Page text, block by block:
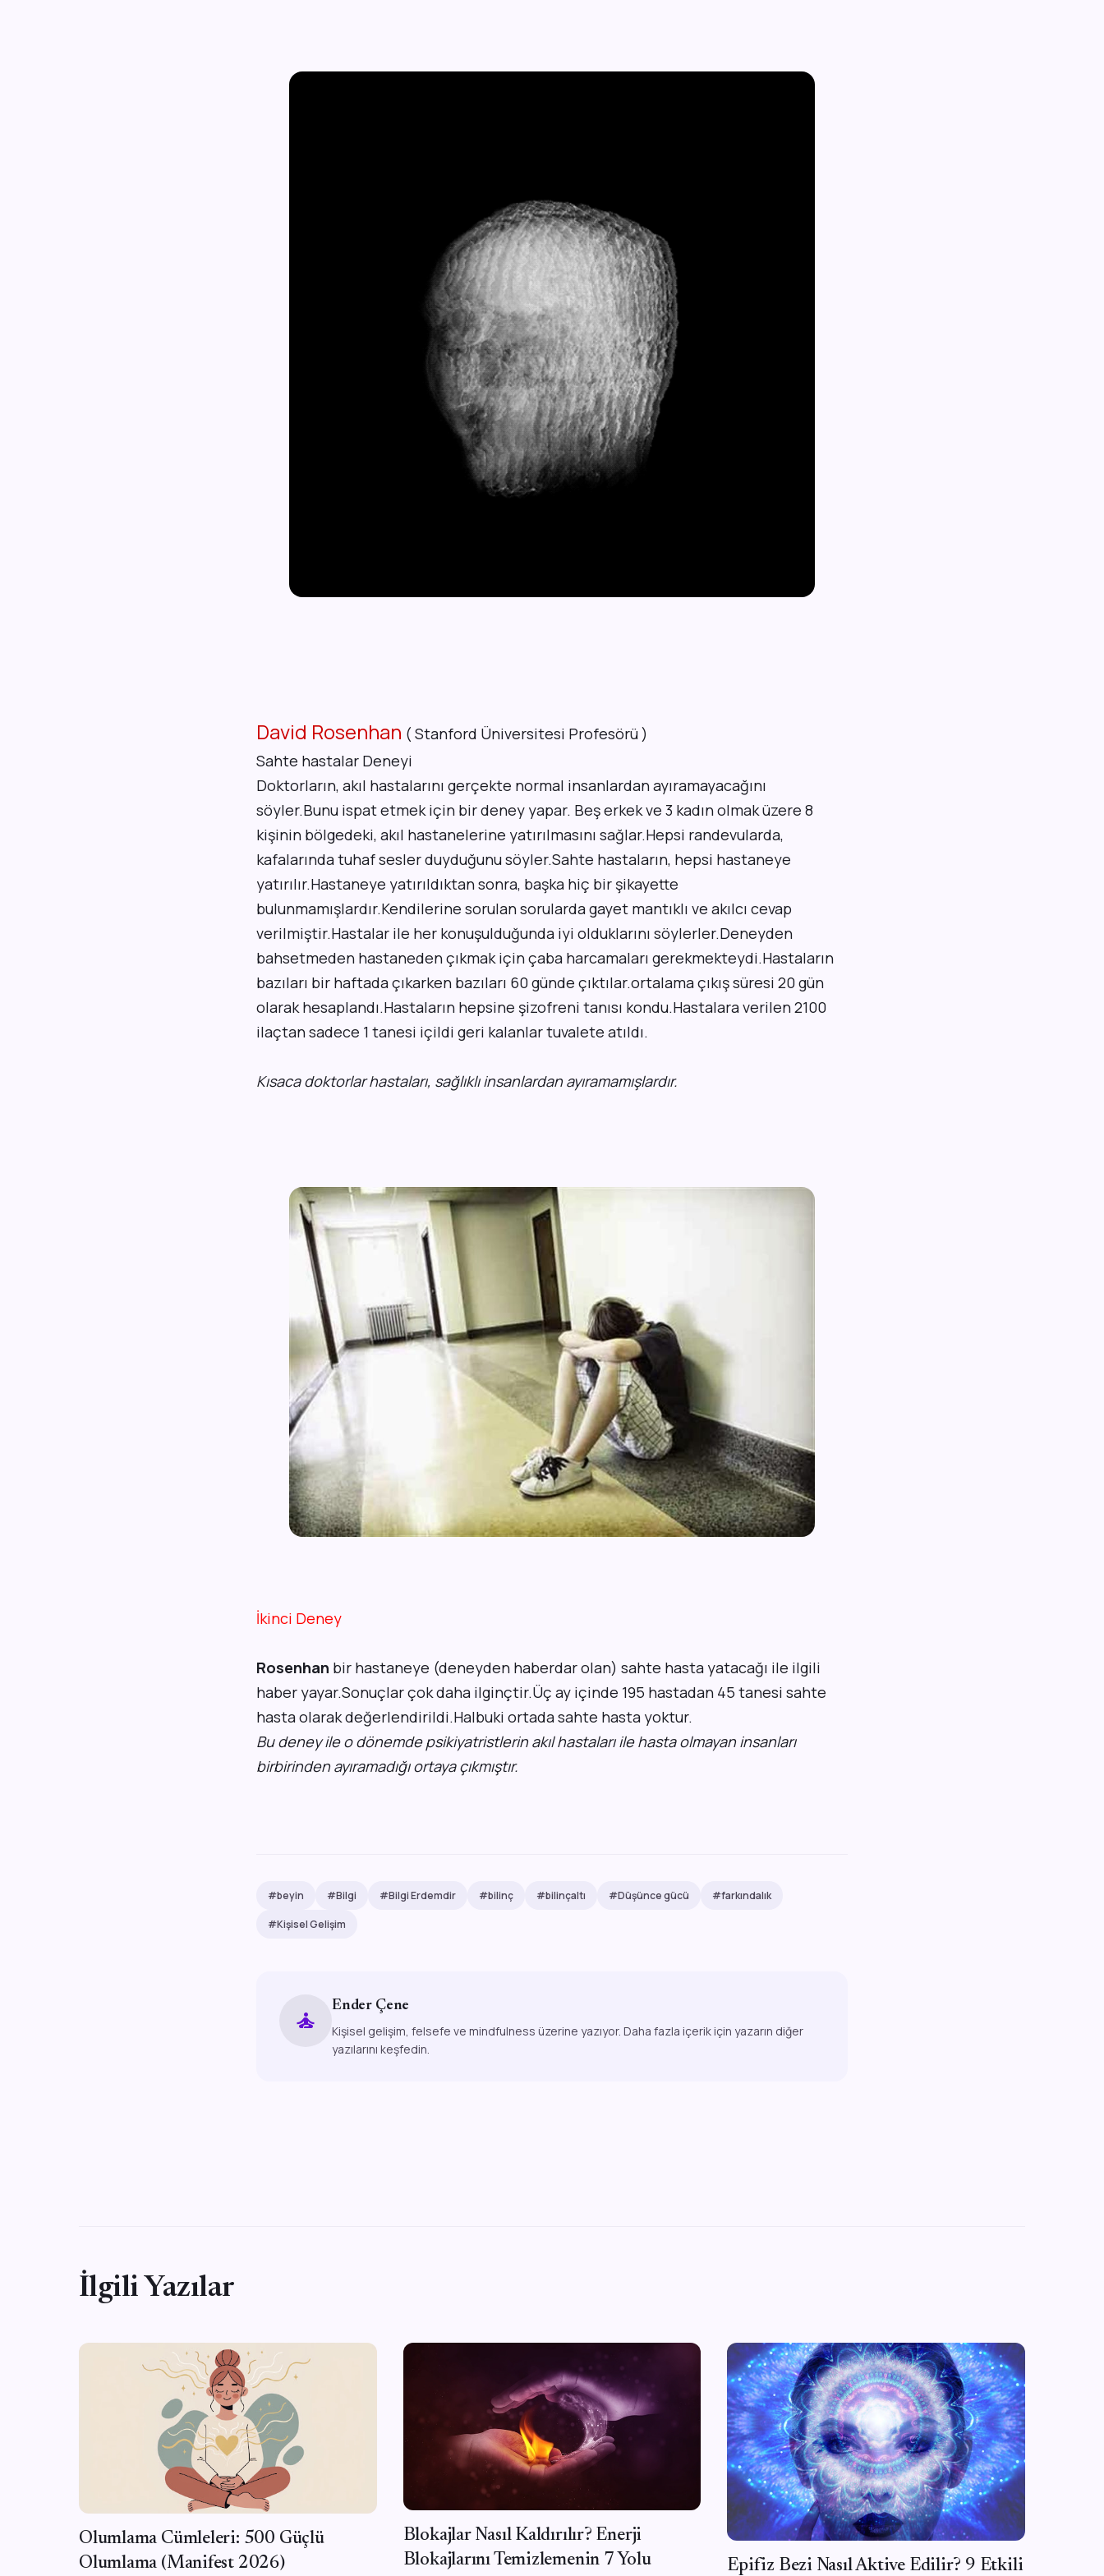
David Rosenhan ( Stanford Üniversitesi Profesörü )
Sahte hastalar Deneyi
Doktorların, akıl hastalarını gerçekte normal insanlardan ayıramayacağını
söyler.Bunu ispat etmek için bir deney yapar. Beş erkek ve 3 kadın olmak üzere 8
kişinin bölgedeki, akıl hastanelerine yatırılmasını sağlar.Hepsi randevularda,
kafalarında tuhaf sesler duyduğunu söyler.Sahte hastaların, hepsi hastaneye
yatırılır.Hastaneye yatırıldıktan sonra, başka hiç bir şikayette
bulunmamışlardır.Kendilerine sorulan sorularda gayet mantıklı ve akılcı cevap
verilmiştir.Hastalar ile her konuşulduğunda iyi olduklarını söylerler.Deneyden
bahsetmeden hastaneden çıkmak için çaba harcamaları gerekmekteydi.Hastaların
bazıları bir haftada çıkarken bazıları 60 günde çıktılar.ortalama çıkış süresi 20 gün
olarak hesaplandı.Hastaların hepsine şizofreni tanısı kondu.Hastalara verilen2100
ilaçtansadece 1 tanesi içildi geri kalanlar tuvalete atıldı.
Kısaca doktorlar hastaları, sağlıklı insanlardan ayıramamışlardır.
İkinci Deney
Rosenhan bir hastaneye (deneyden haberdar olan) sahte hasta yatacağı ile ilgili
haber yayar.Sonuçlar çok daha ilginçtir.Üç ay içinde 195 hastadan 45 tanesi sahte
hasta olarak değerlendirildi.Halbuki ortada sahte hasta yoktur.
Bu deney ile o dönemde psikiyatristlerin akıl hastaları ile hasta olmayan insanları
birbirinden ayıramadığı ortaya çıkmıştır.
#beyin #Bilgi #Bilgi Erdemdir #bilinç #bilinçaltı #Düşünce gücü #farkındalık
#Kişisel Gelişim
self_improvement
Ender Çene
Kişisel gelişim, felsefe ve mindfulness üzerine yazıyor. Daha fazla içerik için yazarın diğer
yazılarını keşfedin.
İlgili Yazılar
Olumlama Cümleleri: 500 Güçlü
Olumlama (Manifest 2026)
Blokajlar Nasıl Kaldırılır? Enerji
Blokajlarını Temizlemenin 7 Yolu
Epifiz Bezi Nasıl Aktive Edilir? 9 Etkili